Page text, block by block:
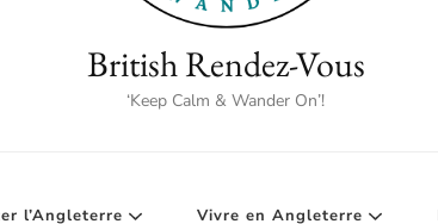
British Rendez-Vous
‘Keep Calm & Wander On’!
l’Angleterre Vivre en Angleterre